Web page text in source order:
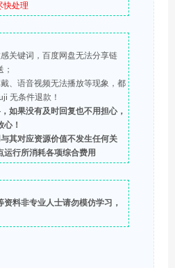
快处理
关键词，百度网盘无法分享链
、语音视频无法播放等现象，都
无条件退款！
如果没有及时回复也不用担心，
！
其对应资源价值不发生任何关
运行所消耗各项综合费用
料非专业人士请勿模仿学习，